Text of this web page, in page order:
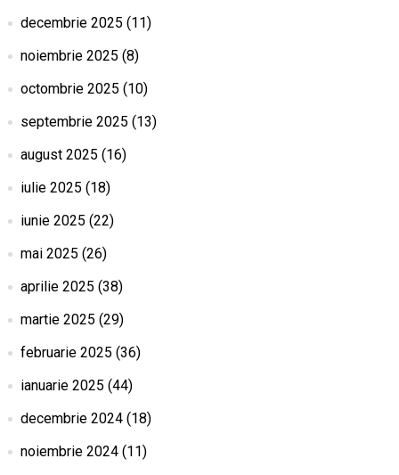
decembrie 2025 (11)
noiembrie 2025 (8)
octombrie 2025 (10)
septembrie 2025 (13)
august 2025 (16)
iulie 2025 (18)
iunie 2025 (22)
mai 2025 (26)
aprilie 2025 (38)
martie 2025 (29)
februarie 2025 (36)
ianuarie 2025 (44)
decembrie 2024(18)
noiembrie 2024(11)